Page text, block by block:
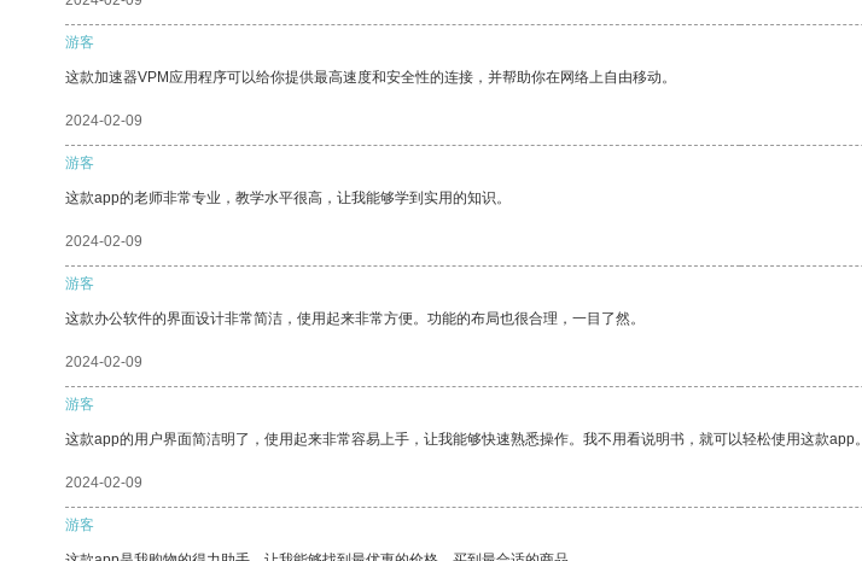
游客
这款加速器VPM应用程序可以给你提供最高速度和安全性的连接，并帮助你在网络上自由移动。
2024-02-09
游客
这款app的老师非常专业，教学水平很高，让我能够学到实用的知识。
2024-02-09
游客
这款办公软件的界面设计非常简洁，使用起来非常方便。功能的布局也很合理，一目了然。
2024-02-09
游客
这款app的用户界面简洁明了，使用起来非常容易上手，让我能够快速熟悉操作。我不用看说明书，就可以轻松使用这款app。
2024-02-09
游客